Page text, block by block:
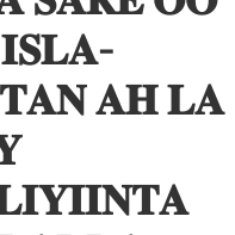
𝐀𝐇 𝐋𝐀